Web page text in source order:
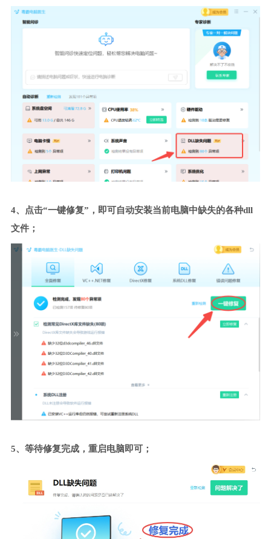
4、点击“一键修复”，即可自动安装当前电脑中缺失的各种dll
文件；
5、等待修复完成，重启电脑即可；